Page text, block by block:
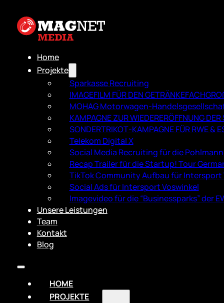
Home
Projekte
Sparkasse Recruiting
IMAGEFILM FÜR DEN
MOHAG Motorwagen-
KAMPAGNE ZUR WIEDERERÖFFNUNG
SONDERTRIKOT-KAMPAGNE FÜR RWE &
Telekom Digital X
Social Media Recruiting für die
Recap Trailer für die Startup! Tour
TikTok Community Aufbau für Intersport
Social Ads für Intersport Voswinkel
Imagevideo für die “Businessparks” der
Unsere Leistungen
Team
Kontakt
Blog
HOME
PROJEKTE